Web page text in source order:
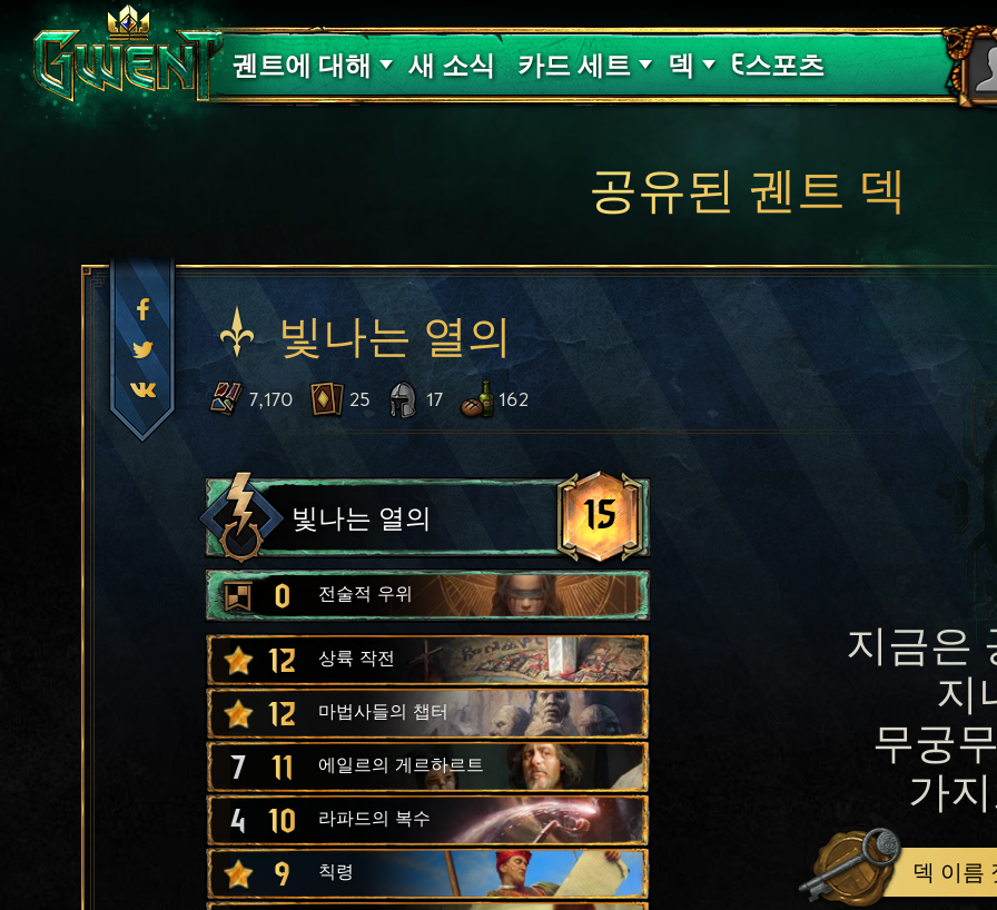
궨트에 대해
고객 지원
새 소식 카드 세트
핏빛 저주
덱
덱 가이드
E스포츠
공유된 궨트 덱
빛나는 열의
7,170 25 17 162
빛나는 열의 15
0 전술적 우위
12 상륙 작전
12 마법사들의 챕터
7 11 에일르의 게르하르트
4 10 라파드의 복수
9 칙령
지금은
지
무궁
가
덱 이름